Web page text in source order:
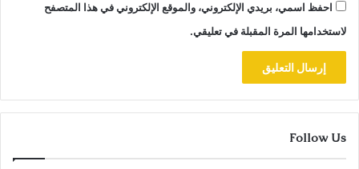
احفظ اسمي، بريدي الإلكتروني، والموقع الإلكتروني في هذا المتصفح
لاستخدامها المرة المقبلة في تعليقي.
Follow Us